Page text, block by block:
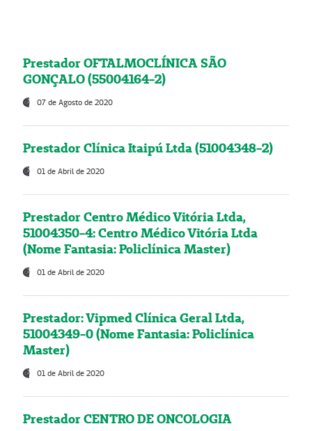
Prestador OFTALMOCLÍNICA SÃO
GONÇALO (55004164-2)
07 de Agosto de 2020
Prestador Clínica Itaipú Ltda (51004348-2)
01 de Abril de 2020
Prestador Centro Médico Vitória Ltda,
51004350-4: Centro Médico Vitória Ltda
(Nome Fantasia: Policlínica Master)
01 de Abril de 2020
Prestador: Vipmed Clínica Geral Ltda,
51004349-0 (Nome Fantasia: Policlínica
Master)
01 de Abril de 2020
Prestador CENTRO DE ONCOLOGIA